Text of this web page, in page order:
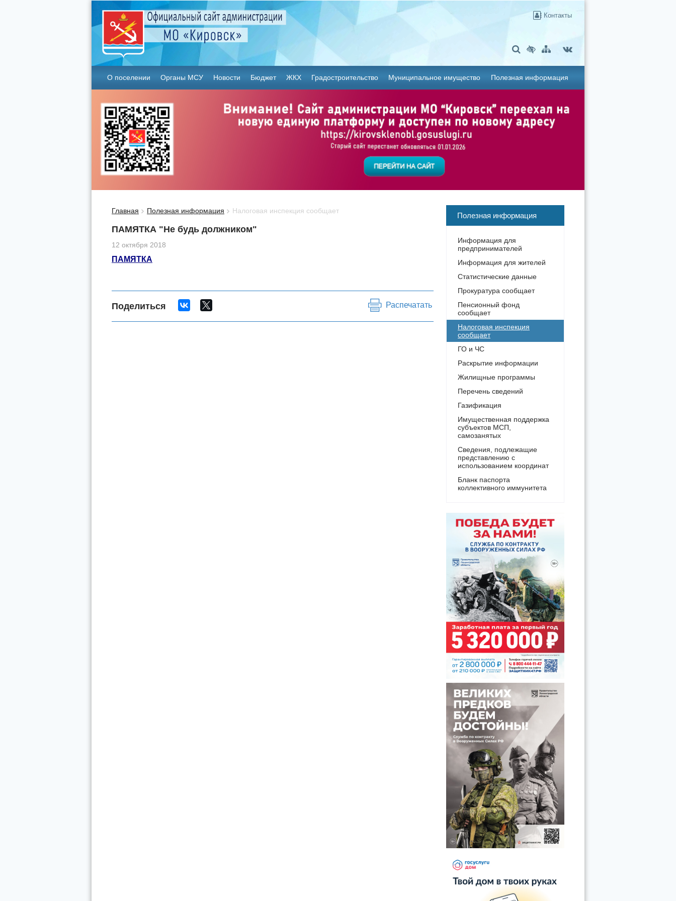
Контакты
О поселении Органы МСУ Новости Бюджет ЖКХ Градостроительство Муниципальное имущество Полезная информация
Главная Полезная информация Налоговая инспекция сообщает
ПАМЯТКА "Не будь должником"
12 октября 2018
ПАМЯТКА
Поделиться Распечатать
Полезная информация
Информация для
предпринимателей
Информация для жителей
Статистические данные
Прокуратура сообщает
Пенсионный фонд
сообщает
Налоговая инспекция
сообщает
ГО и ЧС
Раскрытие информации
Жилищные программы
Перечень сведений
Газификация
Имущественная поддержка
субъектов МСП,
самозанятых
Сведения, подлежащие
представлению с
использованием координат
Бланк паспорта
коллективного иммунитета